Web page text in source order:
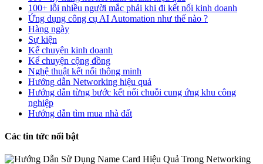
100+ lỗi nhiều người mắc phải khi đi kết nối kinh doanh
Ứng dụng công cụ AI Automation như thế nào ?
Hàng ngày
Sự kiện
Kể chuyện kinh doanh
Kể chuyện cộng đồng
Nghệ thuật kết nối thông minh
Hướng dẫn Networking hiệu quả
Hướng dẫn từng bước kết nối chuỗi cung ứng khu công
nghiệp
Hướng dẫn tìm mua nhà đất
Các tin tức nổi bật